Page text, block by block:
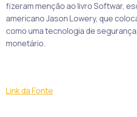
fizeram menção ao livro Softwar,
americano Jason Lowery, que
como uma tecnologia de
monetário.
Link da Fonte